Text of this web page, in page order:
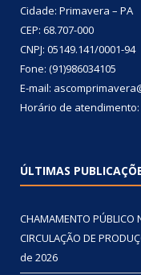
Cidade: Primavera – PA
CEP: 68.707-000
CNPJ: 05149.141/0001-94
Fone: (91)986034105
E-mail:
Horário de atendimento:
ÚLTIMAS
CHAMAMENTO PÚBLICO
CIRCULAÇÃO DE
de 2026